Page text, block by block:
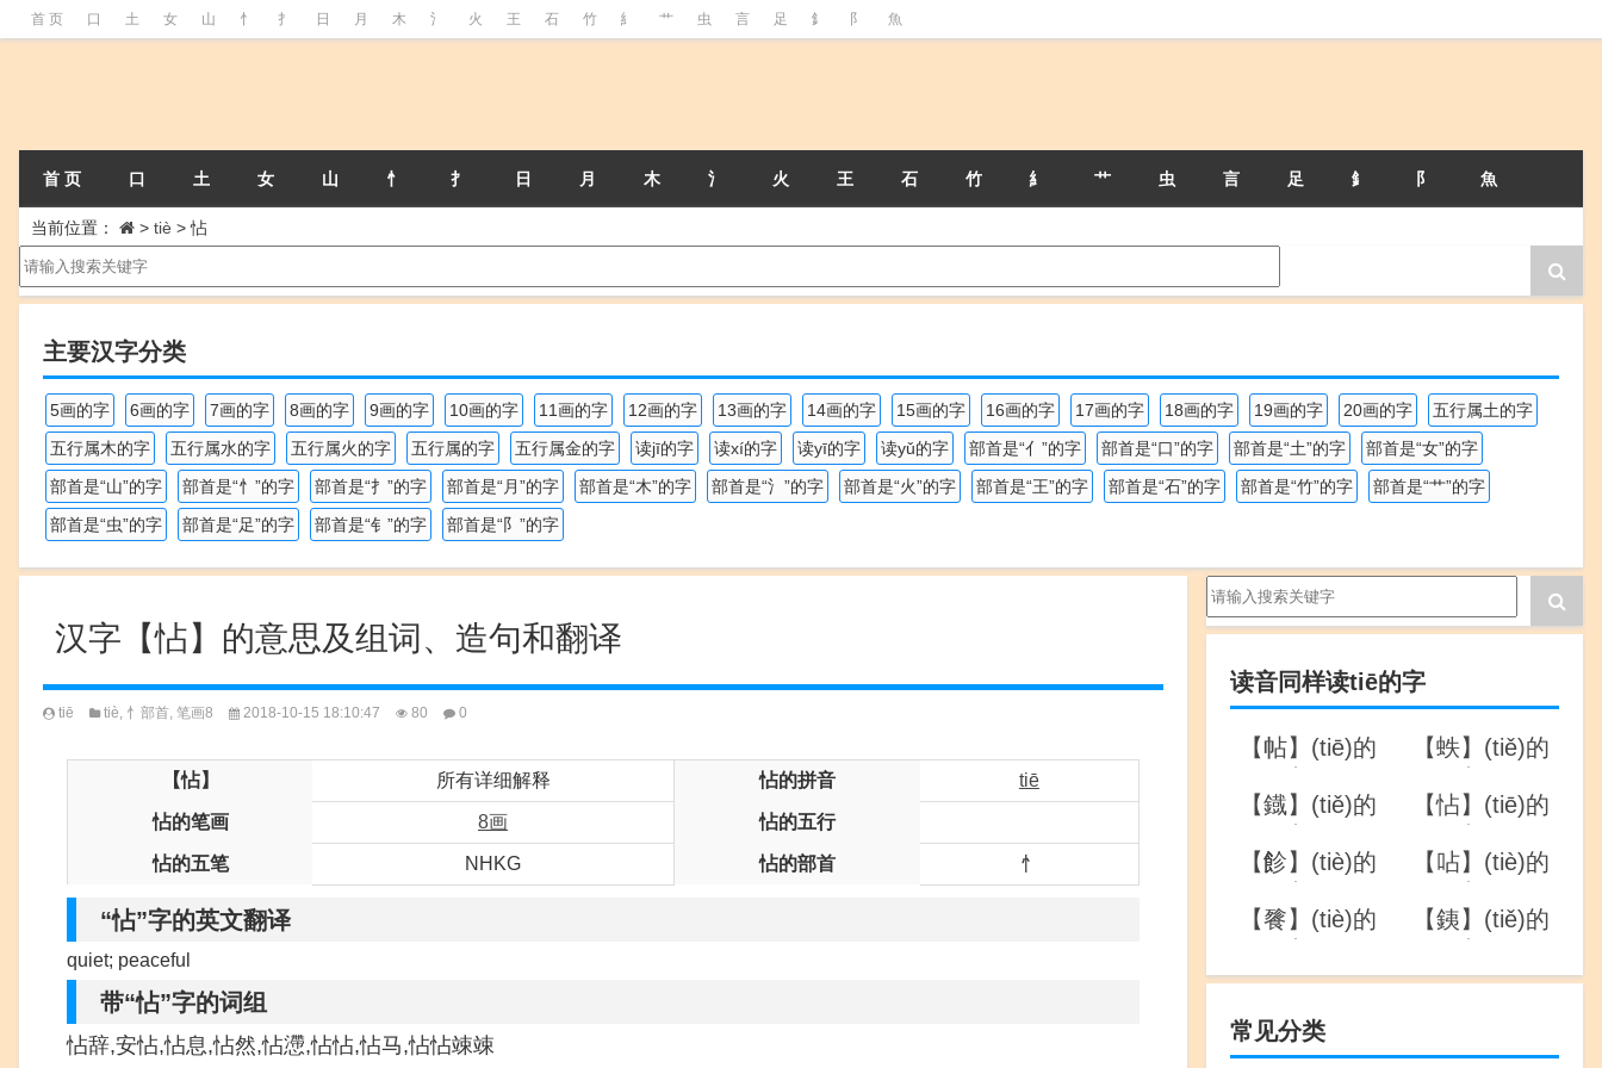
首 页 口 土 女 山 忄 扌 日 月 木 氵 火 王 石 竹 糹 艹 虫 言 足 釒 阝 魚
首 页 口 土 女 山 忄 扌 日 月 木 氵 火 王 石 竹 糹 艹 虫 言 足 釒 阝 魚
当前位置： > tiè > 怗
主要汉字分类
5画的字 6画的字 7画的字 8画的字 9画的字 10画的字 11画的字 12画的字 13画的字 14画的字 15画的字 16画的字 17画的字 18画的字 19画的字 20画的字
五行属土的字
五行属木的字
五行属水的字 五行属火的字 五行属的字 五行属金的字 读jī的字 读xí的字 读yī的字 读yǔ的字 部首是“亻”的字 部首是“口”的字 部首是“土”的字
部首是“女”的字
部首是“山”的字
部首是“忄”的字 部首是“扌”的字 部首是“月”的字 部首是“木”的字 部首是“氵”的字 部首是“火”的字 部首是“王”的字 部首是“石”的字 部首是“竹”的字
部首是“艹”的字
部首是“虫”的字
部首是“足”的字 部首是“钅”的字 部首是“阝”的字
汉字【怗】的意思及组词、造句和翻译
tiē tiè, 忄部首, 笔画8 2018-10-15 18:10:47 80 0
【怗】 所有详细解释 怗的拼音 tiē
怗的笔画 8画 怗的五行
怗的五笔 NHKG 怗的部首 忄
“怗”字的英文翻译
quiet; peaceful
带“怗”字的词组
怗辞,安怗,怗息,怗然,怗懘,怗怗,怗马,怗怗竦竦
读音同样读tiē的字
【帖】(tiē)的
【蛈】(tiě)的
【鐡】(tiě)的
【怗】(tiē)的
【飻】(tiè)的
【呫】(tiè)的
【餮】(tiè)的
【銕】(tiě)的
常见分类